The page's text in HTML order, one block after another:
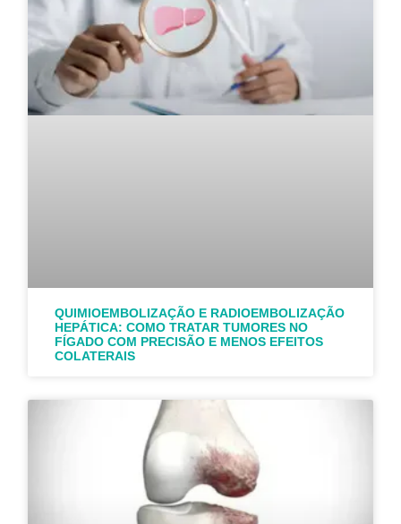
QUIMIOEMBOLIZAÇÃO E RADIOEMBOLIZAÇÃO
HEPÁTICA: COMO TRATAR TUMORES NO
FÍGADO COM PRECISÃO E MENOS EFEITOS
COLATERAIS